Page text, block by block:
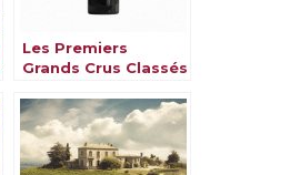
Les Premiers
Grands Crus Classés